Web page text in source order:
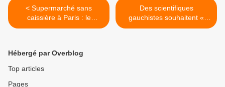
< Supermarché sans
caissière à Paris : le
meilleur des mondes
Des scientifiques
gauchistes souhaitent «
combattre l’hostilité à
Hébergé par Overblog
Top articles
Pages